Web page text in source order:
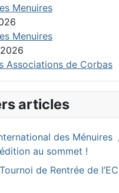
Menuires
Menuires
Associations de Corbas
articles
des
au sommet !
de Rentrée de